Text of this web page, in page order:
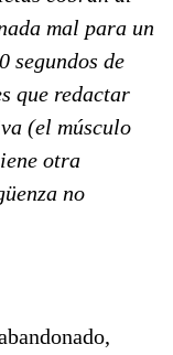
mal para un
segundos de
que redactar
(el músculo
otra
no